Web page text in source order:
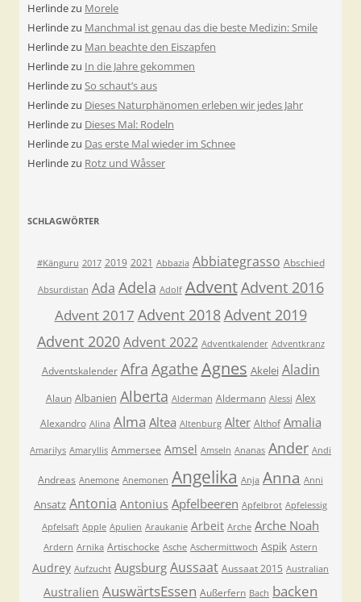
Herlindezu Morele
Herlindezu Manchmal ist genau das die beste Medizin: Smile
Herlindezu Man beachte den Eiszapfen
Herlindezu In die Jahre gekommen
Herlindezu So schaut’s aus
Herlindezu Dieses Naturphänomen erleben wir jedes Jahr
Herlindezu Dieses Mal: Rodeln
Herlindezu Das erste Mal wieder im Schnee
Herlindezu Rotz und Wåsser
SCHLAGWÖRTER
#Känguru 2017 2019 2021 Abbazia Abbiategrasso Abschied
Absurdistan Ada Adela Adolf AdventAdvent 2016
Advent 2017 Advent 2018Advent 2019
Advent 2020 Advent 2022 Adventkalender Adventkranz
Adventskalender Afra Agathe Agnes Akelei Aladin
Alaun Albanien Alberta Alderman Aldermann Alessi Alex
Alexandro Alina Alma Altea Altenburg Alter Althof Amalia
Amarilys Amaryllis Ammersee Amsel Amseln Ananas Ander Andi
Andreas Anemone Anemonen Angelika Anja Anna Anni
Ansatz Antonia Antonius Apfelbeeren Apfelbrot Apfelessig
Apfelsaft Apple Apulien Araukanie Arbeit Arche Arche Noah
Ardern Arnika Artischocke Asche Aschermittwoch Aspik Astern
Audrey Aufzucht Augsburg Aussaat Aussaat 2015 Australian
Australien AuswärtsEssen Außerfern Bach backen